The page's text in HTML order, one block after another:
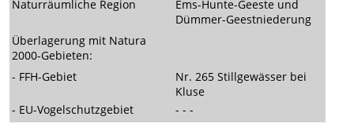
Naturräumliche Region
Ems-Hunte-Geeste und
Dümmer-Geestniederung
Überlagerung mit Natura
2000-Gebieten:
- FFH-Gebiet
Nr. 265 Stillgewässer bei
Kluse
- EU-Vogelschutzgebiet
- - -